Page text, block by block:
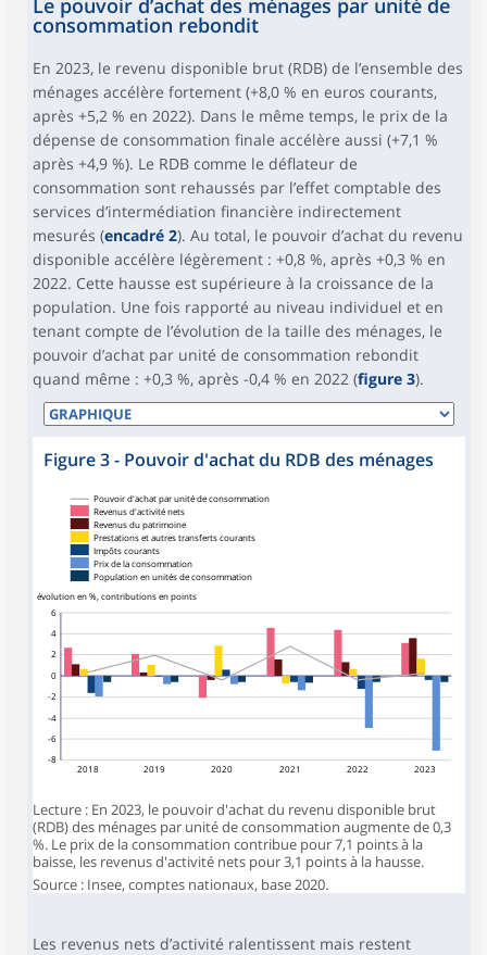
consommation rebondit
En 2023, le revenu disponible brut (RDB) de l’ensemble des
ménages accélère fortement (+8,0 % en euros courants,
après +5,2 % en 2022). Dans le même temps, le prix de la
dépense de consommation finale accélère aussi (+7,1 %
après +4,9 %). Le RDB comme le déflateur de
consommation sont rehaussés par l’effet comptable des
services d’intermédiation financière indirectement
mesurés (encadré 2). Au total, le pouvoir d’achat du revenu
disponible accélère légèrement : +0,8 %, après +0,3 % en
2022. Cette hausse est supérieure à la croissance de la
population. Une fois rapporté au niveau individuel et en
tenant compte de l’évolution de la taille des ménages, le
pouvoir d’achat par unité de consommation rebondit
quand même : +0,3 %, après -0,4 % en 2022 (figure 3).
Figure 3 - Pouvoir d'achat du RDB des ménages
0
2
4
6
-2
-4
-6
-8
évolution en %, contributions en points
2018 2019 2020 2021 2022 2023
Pouvoir d'achat par unité de consommation
Revenus d'activité nets
Revenus du patrimoine
Prestations et autres transferts courants
Impôts courants
Prix de la consommation
Population en unités de consommation
Lecture : En 2023, le pouvoir d'achat du revenu disponible brut
(RDB) des ménages par unité de consommation augmente de 0,3
%. Le prix de la consommation contribue pour 7,1 points à la
baisse, les revenus d'activité nets pour 3,1 points à la hausse.
Source : Insee, comptes nationaux, base 2020.
Les revenus nets d’activité ralentissent mais restent